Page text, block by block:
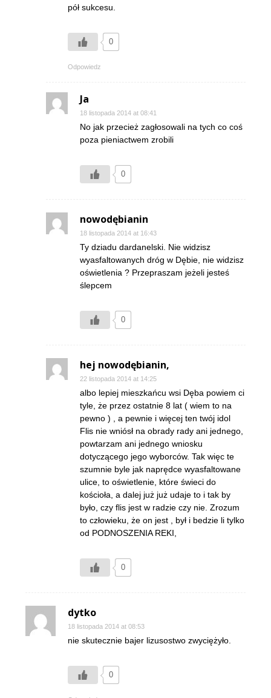
pół sukcesu.
0
Odpowiedz
Ja
18 listopada 2014 at 08:41
No jak przecież zagłosowali na tych co coś
poza pieniactwem zrobili
0
nowodębianin
18 listopada 2014 at 16:43
Ty dziadu dardanelski. Nie widzisz
wyasfaltowanych dróg w Dębie, nie widzisz
oświetlenia ? Przepraszam jeżeli jesteś
ślepcem
0
hej nowodębianin,
22 listopada 2014 at 14:25
albo lepiej mieszkańcu wsi Dęba powiem ci
tyle, że przez ostatnie 8 lat ( wiem to na
pewno ) , a pewnie i więcej ten twój idol
Flis nie wniósł na obrady rady ani jednego,
powtarzam ani jednego wniosku
dotyczącego jego wyborców. Tak więc te
szumnie byle jak naprędce wyasfaltowane
ulice, to oświetlenie, które świeci do
kościoła, a dalej już już udaje to i tak by
było, czy flis jest w radzie czy nie. Zrozum
to człowieku, że on jest , był i bedzie li tylko
od PODNOSZENIA REKI,
0
dytko
18 listopada 2014 at 08:53
nie skutecznie bajer lizusostwo zwyciężyło.
0